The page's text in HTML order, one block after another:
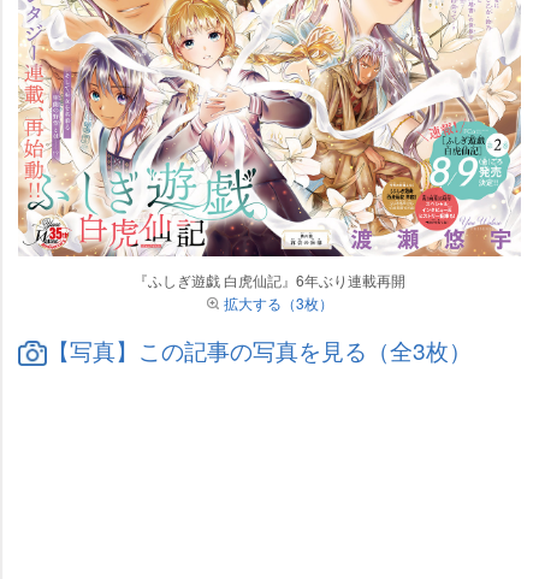
『ふしぎ遊戯 白虎仙記』6年ぶり連載再開
拡大する（3枚）
【写真】この記事の写真を見る（全3枚）